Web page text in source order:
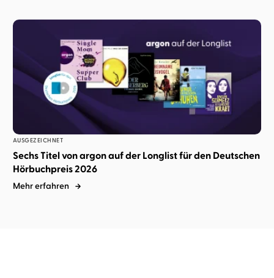
AUSGEZEICHNET
Sechs Titel von argon auf der Longlist für den Deutschen
Hörbuchpreis 2026
Mehr erfahren